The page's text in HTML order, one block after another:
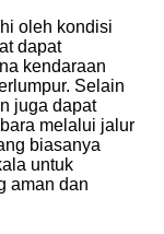
oleh kondisi
dapat
kendaraan
Selain
juga dapat
melalui jalur
biasanya
untuk
aman dan